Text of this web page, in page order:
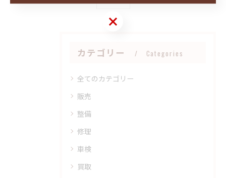
カテゴリー Categories
全てのカテゴリー
販売
整備
修理
車検
買取
お問い合わせはこちら